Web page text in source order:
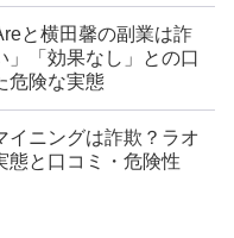
と横田馨の副業は詐
」「効果なし」との口
危険な実態
イニングは詐欺？ラオ
態と口コミ・危険性